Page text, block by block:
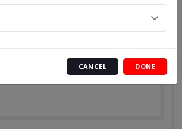
CANCEL DONE